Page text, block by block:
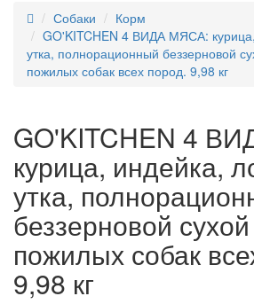
Собаки
Корм
GO'KITCHEN 4 ВИДА МЯСА:
утка, полнорационный беззерновой
пожилых собак всех пород. 9,98 кг
GO'KITCHEN 4
курица, индейка,
утка,
беззерновой
пожилых собак
9,98 кг